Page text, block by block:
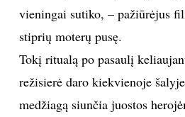
SPORTAS
FOTOGRAFIJA
vieningai sutiko, – pažiūrėjus
stiprių moterų pusę.
Tokį ritualą po pasaulį
režisierė daro kiekvienoje
medžiagą siunčia juostos